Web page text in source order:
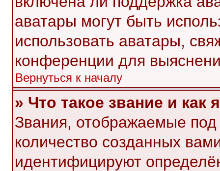
аватары могут быть
использовать аватары,
конференции для
Вернуться к началу
» Что такое звание и как
Звания, отображаемые
количество созданных
идентифицируют